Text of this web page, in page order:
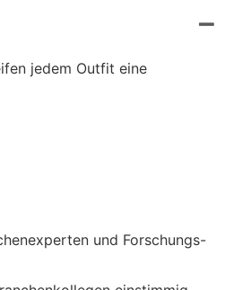
jedem Outfit eine
und Forschungs-